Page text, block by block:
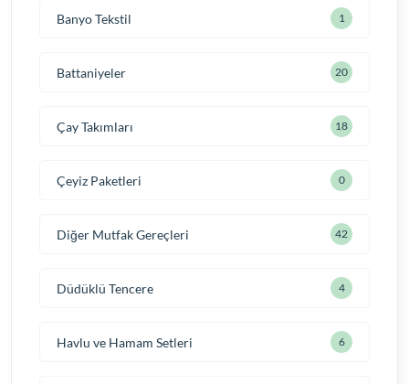
Banyo Tekstil 1
Battaniyeler 20
Çay Takımları 18
Çeyiz Paketleri 0
Diğer Mutfak Gereçleri 42
Düdüklü Tencere 4
Havlu ve Hamam Setleri 6